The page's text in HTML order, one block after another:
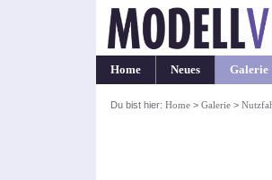
Home Neues Galerie
Du bist hier: Home> Galerie>